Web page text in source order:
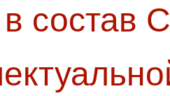
состав